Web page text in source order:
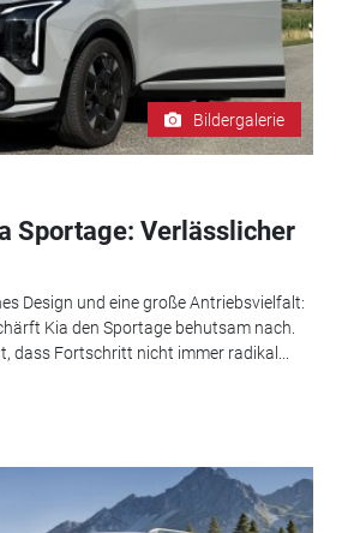
Bildergalerie
Sportage: Verlässlicher
Design und eine große Antriebsvielfalt:
Kia den Sportage behutsam nach.
dass Fortschritt nicht immer radikal...